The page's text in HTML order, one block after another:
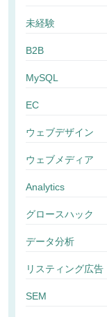
未経験
B2B
MySQL
EC
ウェブデザイン
ウェブメディア
Analytics
グロースハック
データ分析
リスティング広告
SEM